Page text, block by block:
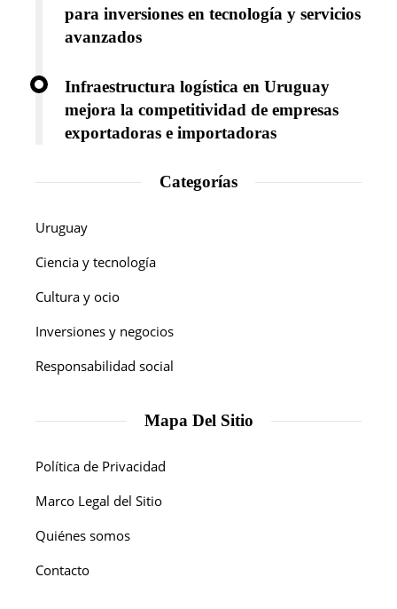
para inversiones en tecnología y servicios
avanzados
Infraestructura logística en Uruguay
mejora la competitividad de empresas
exportadoras e importadoras
Categorías
Uruguay
Ciencia y tecnología
Cultura y ocio
Inversiones y negocios
Responsabilidad social
Mapa Del Sitio
Política de Privacidad
Marco Legal del Sitio
Quiénes somos
Contacto